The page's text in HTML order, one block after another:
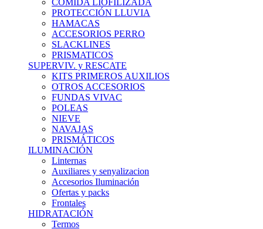
COMIDA LIOFILIZADA
PROTECCIÓN LLUVIA
HAMACAS
ACCESORIOS PERRO
SLACKLINES
PRISMATICOS
SUPERVIV. y RESCATE
KITS PRIMEROS AUXILIOS
OTROS ACCESORIOS
FUNDAS VIVAC
POLEAS
NIEVE
NAVAJAS
PRISMÁTICOS
ILUMINACIÓN
Linternas
Auxiliares y senyalizacion
Accesorios Iluminación
Ofertas y packs
Frontales
HIDRATACIÓN
Termos